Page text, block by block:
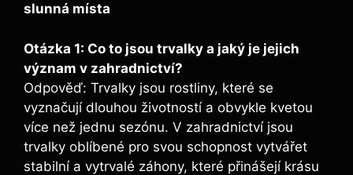
slunná místa
Otázka 1: Co to jsou trvalky a jaký je jejich
význam v zahradnictví?
Odpověď: Trvalky jsou rostliny, které se
vyznačují dlouhou životností a obvykle kvetou
více než jednu sezónu. V zahradnictví jsou
trvalky oblíbené pro svou schopnost vytvářet
stabilní a vytrvalé záhony, které přinášejí krásu